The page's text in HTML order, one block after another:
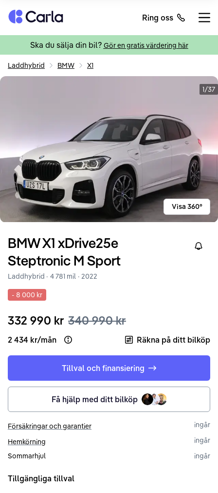
Tillbaka till startsidan Ring oss
Ska du sälja din bil? Gör en gratis värdering här
Laddhybrid BMW X1
1/37
Visa 360°
BMWX1 xDrive25e
Steptronic M Sport
Right
Laddhybrid · 4 781 mil · 2022
- 8 000 kr
332 990 kr 340 990 kr
2 434 kr/mån Open loan example Räkna på ditt bilköp
Tillval och finansiering
Få hjälp med ditt bilköp
Försäkringar och garantier
ingår
Hemkörning
ingår
Sommarhjul
ingår
Tillgängliga tillval